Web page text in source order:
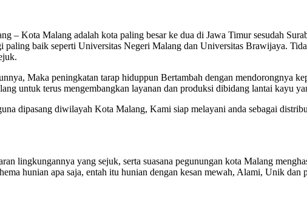
– Kota Malang adalah kota paling besar ke dua di Jawa Timur sesudah
baik seperti Universitas Negeri Malang dan Universitas Brawijaya.
Maka peningkatan tarap hiduppun Bertambah dengan mendorongnya
untuk terus mengembangkan layanan dan produksi dibidang lantai kayu
dipasang diwilayah Kota Malang, Kami siap melayani anda sebagai
lingkungannya yang sejuk, serta suasana pegunungan kota Malang
hunian apa saja, entah itu hunian dengan kesan mewah, Alami, Unik dan